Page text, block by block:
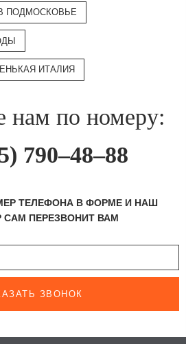
ПОДМОСКОВЬЕ
ИТАЛИЯ
нам по номеру:
790–48–88
ТЕЛЕФОНА В ФОРМЕ И НАШ
САМ ПЕРЕЗВОНИТ ВАМ
ЗВОНОК